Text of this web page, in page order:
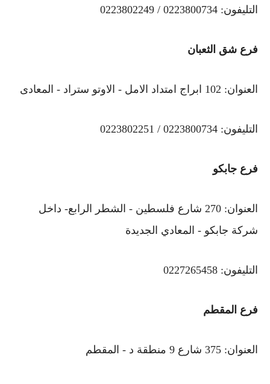
التليفون: 0223800734 / 0223802249
فرع شق الثعبان
العنوان: 102 ابراج امتداد الامل - الاوتو ستراد - المعادى
التليفون: 0223800734 / 0223802251
فرع جابكو
العنوان: 270 شارع فلسطين - الشطر الرابع- داخل
شركة جابكو - المعادي الجديدة
التليفون: 0227265458
فرع المقطم
العنوان: 375 شارع 9 منطقة د - المقطم